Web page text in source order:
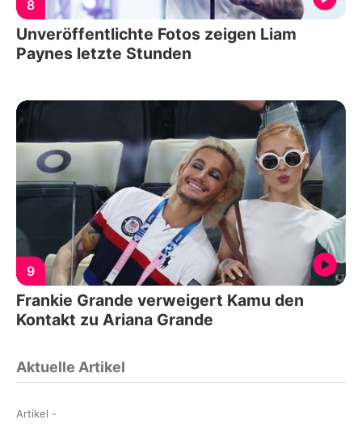
8
Unveröffentlichte Fotos zeigen Liam
Paynes letzte Stunden
9
Frankie Grande verweigert Kamu den
Kontakt zu Ariana Grande
Aktuelle Artikel
Artikel -